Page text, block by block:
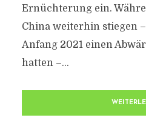
Ernüchterung ein.
China weiterhin stiegen
Anfang 2021 einen
hatten –...